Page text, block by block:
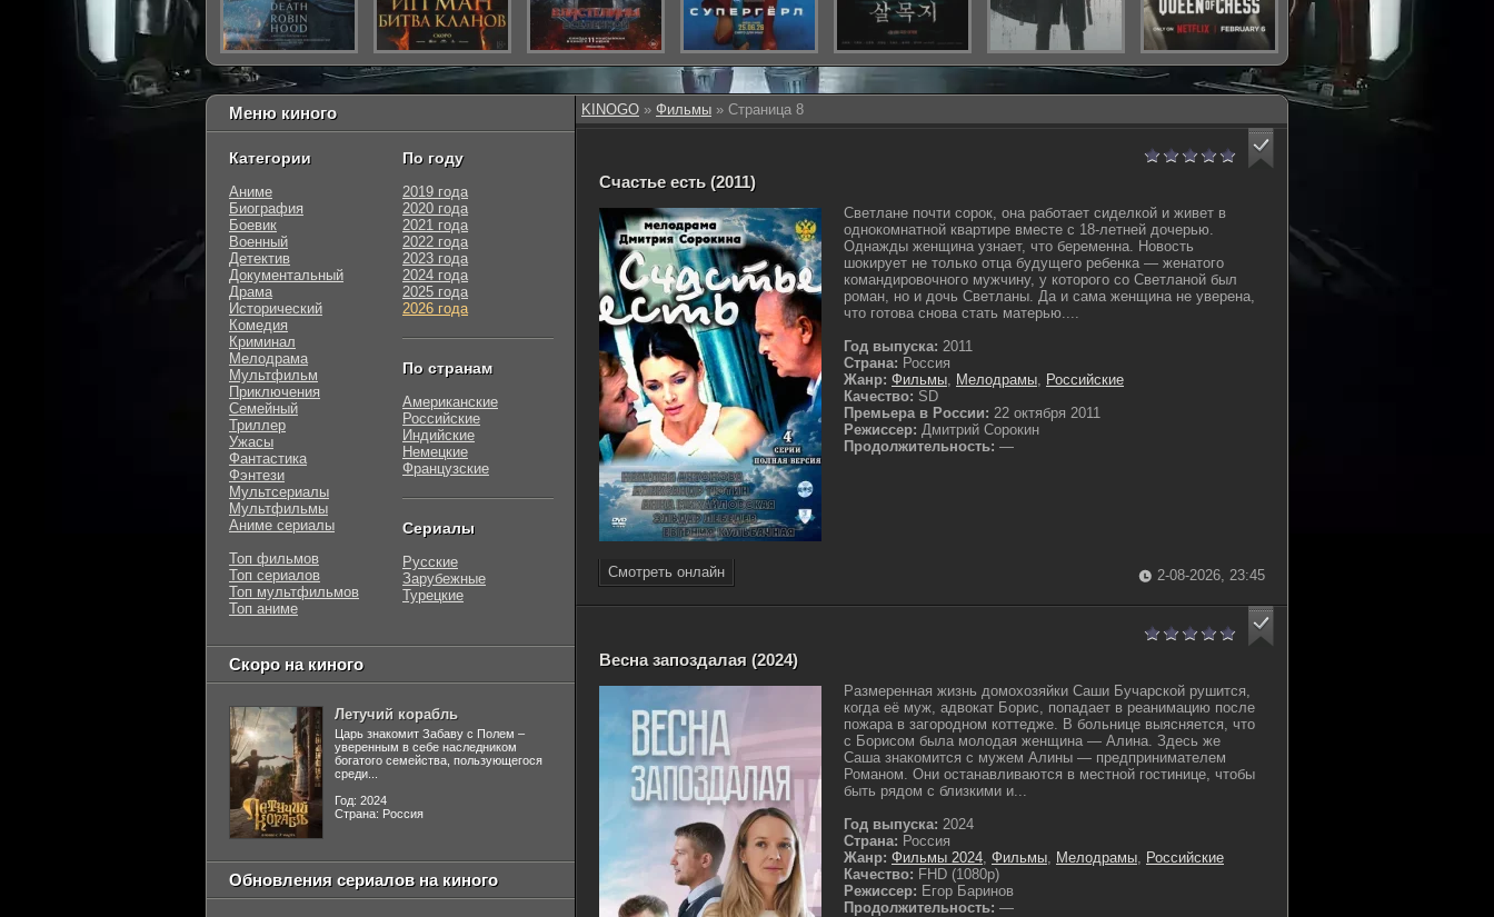
KINOGO » Фильмы » Страница 8
Счастье есть (2011)
Светлане почти сорок, она работает сиделкой и живет в
однокомнатной квартире вместе с 18-летней дочерью.
Однажды женщина узнает, что беременна. Новость
шокирует не только отца будущего ребенка — женатого
командировочного мужчину, у которого со Светланой был
роман, но и дочь Светланы. Да и сама женщина не уверена,
что готова снова стать матерью....
Год выпуска: 2011
Страна: Россия
Жанр: Фильмы, Мелодрамы, Российские
Качество: SD
Премьера в России: 22 октября 2011
Режиссер: Дмитрий Сорокин
Продолжительность: —
Смотреть онлайн 2-08-2026, 23:45
Весна запоздалая (2024)
Размеренная жизнь домохозяйки Саши Бучарской рушится,
когда её муж, адвокат Борис, попадает в реанимацию после
пожара в загородном коттедже. В больнице выясняется, что
с Борисом была молодая женщина — Алина. Здесь же
Саша знакомится с мужем Алины — предпринимателем
Романом. Они останавливаются в местной гостинице, чтобы
быть рядом с близкими и...
Год выпуска: 2024
Страна: Россия
Жанр: Фильмы 2024, Фильмы, Мелодрамы, Российские
Качество: FHD (1080p)
Режиссер: Егор Баринов
Продолжительность: —
Меню киного
Категории
Аниме
Биография
Боевик
Военный
Детектив
Документальный
Драма
Исторический
Комедия
Криминал
Мелодрама
Мультфильм
Приключения
Семейный
Триллер
Ужасы
Фантастика
Фэнтези
Мультсериалы
Мультфильмы
Аниме сериалы
Топ фильмов
Топ сериалов
Топ мультфильмов
Топ аниме
По году
2019 года
2020 года
2021 года
2022 года
2023 года
2024 года
2025 года
2026 года
По странам
Американские
Российские
Индийские
Немецкие
Французские
Сериалы
Русские
Зарубежные
Турецкие
Скоро на киного
Летучий корабль
Царь знакомит Забаву с Полем –
уверенным в себе наследником
богатого семейства, пользующегося
среди...
Год: 2024
Страна: Россия
Обновления сериалов на киного